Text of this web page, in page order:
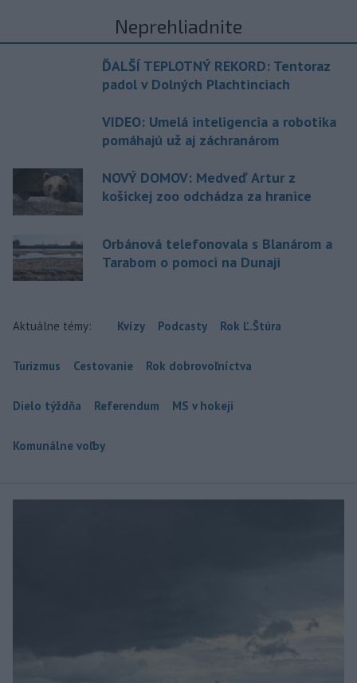
Neprehliadnite
ĎALŠÍ TEPLOTNÝ REKORD: Tentoraz
padol v Dolných Plachtinciach
VIDEO: Umelá inteligencia a robotika
pomáhajú už aj záchranárom
NOVÝ DOMOV: Medveď Artur z
košickej zoo odchádza za hranice
Orbánová telefonovala s Blanárom a
Tarabom o pomoci na Dunaji
Aktuálne témy: Kvízy Podcasty Rok Ľ.Štúra
Turizmus Cestovanie Rok dobrovoľníctva
Dielo týždňa Referendum MS v hokeji
Komunálne voľby